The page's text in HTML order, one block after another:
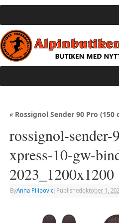
«Rossignol Sender 90 Pro (150
rossignol-
xpress-10-gw-
2023_1200x1200
ByAnna Pilipovic| Publishedoktober 1,